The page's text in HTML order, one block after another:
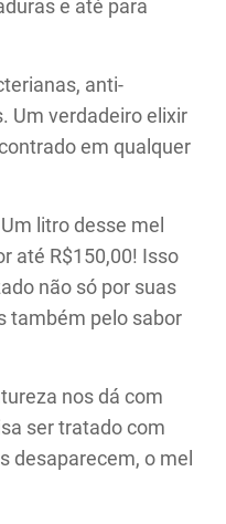
e até para
anti-
Um verdadeiro elixir
em qualquer
litro desse mel
até R$150,00! Isso
não só por suas
também pelo sabor
nos dá com
ser tratado com
desaparecem, o mel